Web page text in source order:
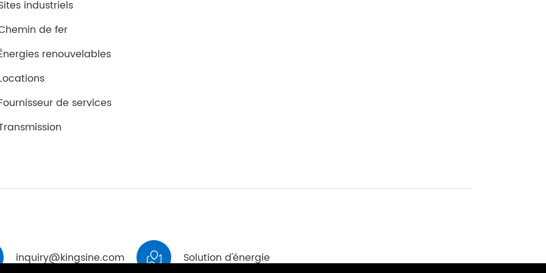
industriels
de fer
renouvelables
de services
inquiry@kingsine.com  Solution d'énergie